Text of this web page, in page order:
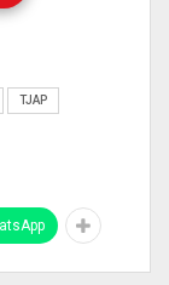
na
TJAP